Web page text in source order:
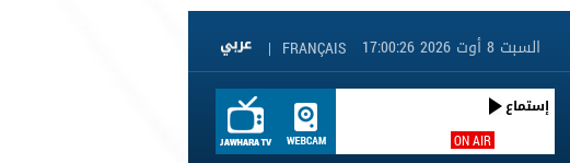
FRANÇAIS
| السبت 8 أوت 2026 17:00:27
ON AIR
إستماع